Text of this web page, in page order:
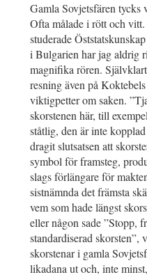
Gamla Sovjetsfären tycks
Ofta målade i rött och
studerade
i Bulgarien har jag aldrig
magnifika rören.
resning även på
viktigpetter om saken.
skorstenen här, till
ståtlig, den är inte
dragit slutsatsen att
symbol för framsteg,
slags förlängare för
sistnämnda det främsta
vem som hade längst
eller någon sade ”Stopp,
standardiserad
skorstenar i gamla
likadana ut och, inte